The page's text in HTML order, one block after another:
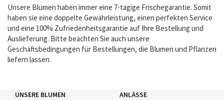
Unsere Blumen haben immer eine 7-tägige Frischegarantie. Somit
haben sie eine doppelte Gewährleistung, einen perfekten Service
und eine 100% Zufriedenheitsgarantie auf Ihre Bestellung und
Auslieferung. Bitte beachten Sie auch unsere
Geschäftsbedingungen für Bestellungen, die Blumen und Pflanzen
liefern lassen.
UNSERE BLUMEN ANLÄSSE